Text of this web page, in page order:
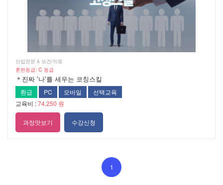
산업전문  보건/의료
훈련등급: C 등급
＊진짜 '나'를 세우는 코칭스킬
환급 PC 모바일
선택교육
교육비 :74,250 원
과정맛보기 수강신청
1